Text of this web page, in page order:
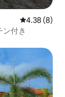
レビュー8
4.38 (8)
付き